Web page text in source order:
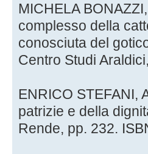
MICHELA
complesso della
conosciuta del
Centro Studi
ENRICO STEFANI,
patrizie e della
Rende, pp. 232.